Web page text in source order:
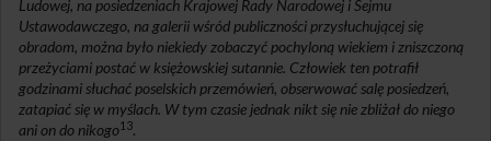
Ludowej, na posiedzeniach Krajowej Rady Narodowej i Sejmu
Ustawodawczego, na galerii wśród publiczności przysłuchującej się
obradom, można było niekiedy zobaczyć pochyloną wiekiem i zniszczoną
przeżyciami postać w księżowskiej sutannie. Człowiek ten potrafił
godzinami słuchać poselskich przemówień, obserwować salę posiedzeń,
zatapiać się w myślach. W tym czasie jednak nikt się nie zbliżał do niego
ani on do nikogo13.